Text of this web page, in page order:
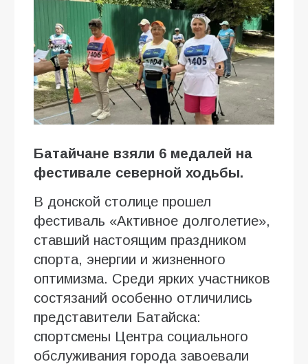
Батайчане взяли 6 медалей на
фестивале северной ходьбы.
В донской столице прошел
фестиваль «Активное долголетие»,
ставший настоящим праздником
спорта, энергии и жизненного
оптимизма. Среди ярких участников
состязаний особенно отличились
представители Батайска:
спортсмены Центра социального
обслуживания города завоевали